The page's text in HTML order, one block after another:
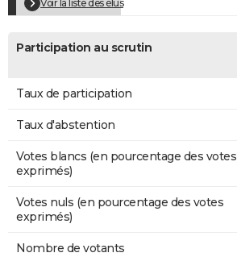
Voir la liste des élus
Participation au scrutin
Taux de participation
Taux d'abstention
Votes blancs (en pourcentage des votes
exprimés)
Votes nuls (en pourcentage des votes
exprimés)
Nombre de votants